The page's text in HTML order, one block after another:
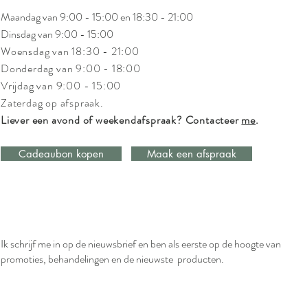
Maandag van 9:00 - 15:00 en 18:30 - 21:00
Dinsdag van 9:00 - 15:00
Woensdag van 18:30 - 21:00
Donderdag van 9:00 - 18:00
Vrijdag van 9:00 - 15:00
Zaterdag op afspraak.
Liever een avond of weekendafspraak? Contacteerme.
Maak een afspraak
Cadeaubon kopen
Ik schrijf me in op de nieuwsbrief en ben als eerste op de hoogte van
promoties, behandelingen en de nieuwste producten.